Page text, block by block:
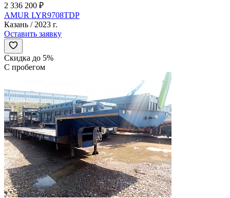
2 336 200 ₽
AMUR LYR9708TDP
Казань / 2023 г.
Оставить заявку
Скидка до 5%
С пробегом